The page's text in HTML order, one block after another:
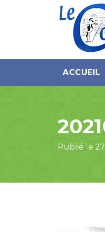
ACCUEIL
Publié le